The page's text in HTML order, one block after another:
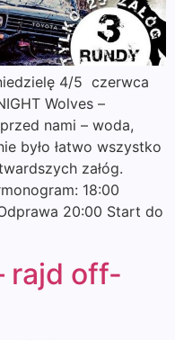
4/5 czerwca
Wolves –
nami – woda,
było łatwo wszystko
załóg.
18:00
20:00 Start do
rajd off-